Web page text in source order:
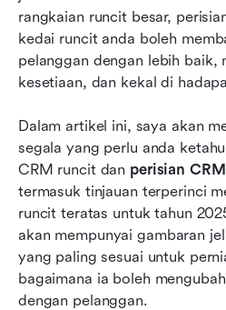
rangkaian runcit besar,
kedai runcit anda boleh
pelanggan dengan lebih baik,
kesetiaan, dan kekal di
Dalam artikel ini, saya akan
segala yang perlu anda
CRM runcit dan perisian
termasuk tinjauan terperinci
runcit teratas untuk tahun
akan mempunyai gambaran
yang paling sesuai untuk
bagaimana ia boleh
dengan pelanggan.
Soalan Lazim
Bacaan Berkaitan